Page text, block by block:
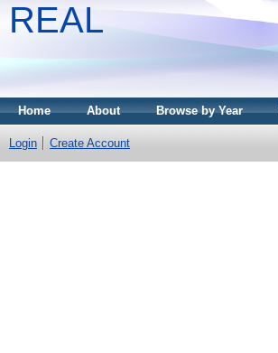
REAL
Home About Browse by Year
Login Create Account